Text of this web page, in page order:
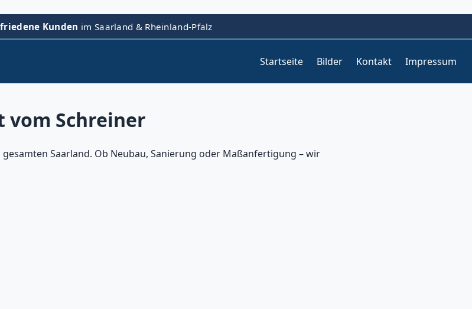
Kunden im Saarland & Rheinland-Pfalz
Startseite Bilder Kontakt Impressum
vom Schreiner
gesamten Saarland. Ob Neubau, Sanierung oder Maßanfertigung – wir